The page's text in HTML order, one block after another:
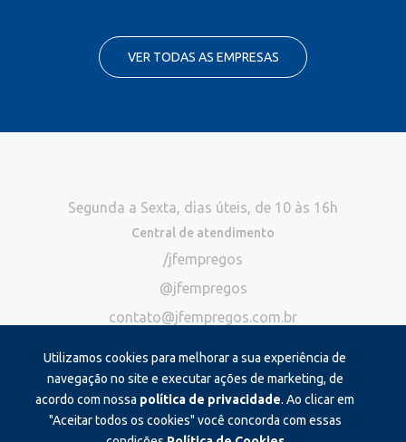
VER TODAS AS EMPRESAS
Utilizamos cookies para melhorar a sua experiência de
navegação no site e executar ações de marketing, de
acordo com nossa política de privacidade. Ao clicar em
"Aceitar todos os cookies" você concorda com essas
Segunda a Sexta, dias úteis, de 10 às 16h
Central de atendimento
/jfempregos
@jfempregos
contato@jfempregos.com.br
Publicidade
*Exclusivo para atendimento via chat. Não atendemos ligações neste
canal